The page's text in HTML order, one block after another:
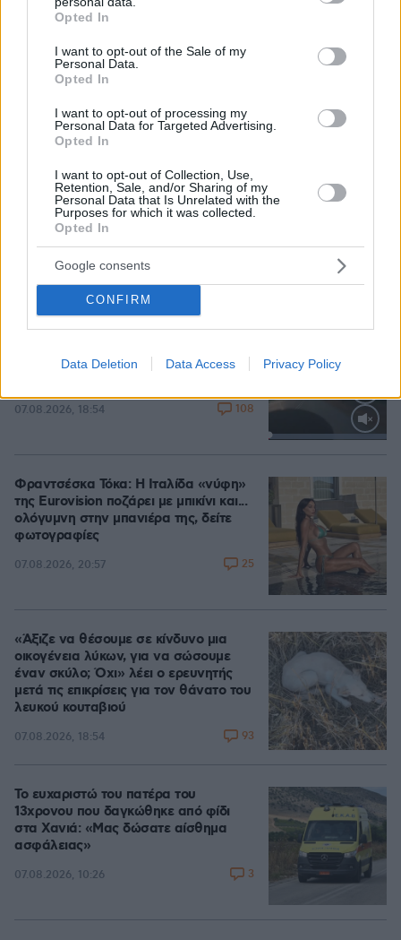
grant or deny consent to Google and its third-party tags to
use your data for below specified purposes in below Google
consent section.
Opted In
I want to opt-out of the Sale of my
Personal Data.
Opted In
I want to opt-out of processing my
Personal Data for Targeted Advertising.
Opted In
I want to opt-out of Collection, Use,
Retention, Sale, and/or Sharing of my
Personal Data that Is Unrelated with the
Purposes for which it was collected.
Opted In
Google consents
CONFIRM
Data Deletion Data Access Privacy Policy
Είδος υπό εξαφάνιση οι υπερπολύτεκνοι στην
τα επιδόματα, η καθημερινότητά τους
07.08.2026, 15:59
Νέες καταγγελίες στην Ελπίδα για τη
Δημοκρατία: Γρατσία, Γαλανός,
Καρυστιανού και αυλικοί το
μετέτρεψαν σε φοβικό αρχηγικό
κόμμα
07.08.2026, 19:33
Loaded:
«Κάτι απέσπασε την προσοχή του
επιχειρεί να ρίξει φως στα αίτια του
07.08.2026, 18:54 108
Φραντσέσκα Τόκα: Η Ιταλίδα «νύφη»
της Eurovision ποζάρει με μπικίνι και...
ολόγυμνη στην μπανιέρα της, δείτε
φωτογραφίες
07.08.2026, 20:57 25
«Άξιζε να θέσουμε σε κίνδυνο μια
οικογένεια λύκων, για να σώσουμε
έναν σκύλο; Όχι» λέει ο ερευνητής
μετά τις επικρίσεις για τον θάνατο του
λευκού κουταβιού
07.08.2026, 18:54 93
Το ευχαριστώ του πατέρα του
13χρονου που δαγκώθηκε από φίδι
στα Χανιά: «Μας δώσατε αίσθημα
ασφάλειας»
07.08.2026, 10:26 3